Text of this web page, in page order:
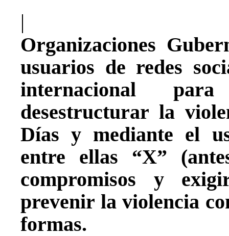
|
Organizaciones
usuarios de redes
internacional
desestructurar la
Días y mediante el
entre ellas “X”
compromisos y
prevenir la violencia
formas.